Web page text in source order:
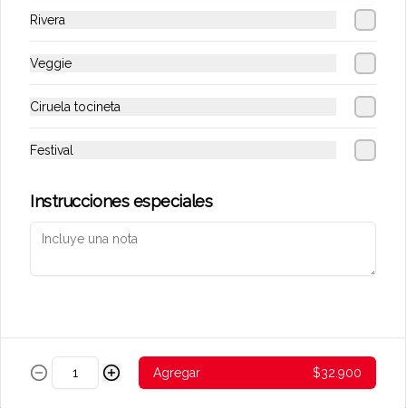
Conócenos
Términos y condiciones
Redes sociales
Pedir
Iniciar sesión
Rivera
Veggie
Ciruela tocineta
Festival
Instrucciones especiales
Agregar $32.900